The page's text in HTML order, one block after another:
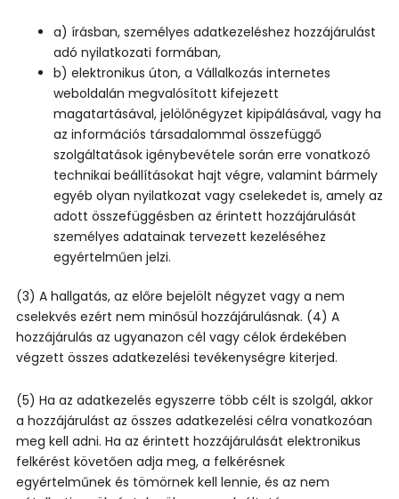
a) írásban, személyes adatkezeléshez hozzájárulást
adó nyilatkozati formában,
b) elektronikus úton, a Vállalkozás internetes
weboldalán megvalósított kifejezett
magatartásával, jelölőnégyzet kipipálásával, vagy ha
az információs társadalommal összefüggő
szolgáltatások igénybevétele során erre vonatkozó
technikai beállításokat hajt végre, valamint bármely
egyéb olyan nyilatkozat vagy cselekedet is, amely az
adott összefüggésben az érintett hozzájárulását
személyes adatainak tervezett kezeléséhez
egyértelműen jelzi.
(3) A hallgatás, az előre bejelölt négyzet vagy a nem
cselekvés ezért nem minősül hozzájárulásnak. (4) A
hozzájárulás az ugyanazon cél vagy célok érdekében
végzett összes adatkezelési tevékenységre kiterjed.
(5) Ha az adatkezelés egyszerre több célt is szolgál, akkor
a hozzájárulást az összes adatkezelési célra vonatkozóan
meg kell adni. Ha az érintett hozzájárulását elektronikus
felkérést követően adja meg, a felkérésnek
egyértelműnek és tömörnek kell lennie, és az nem